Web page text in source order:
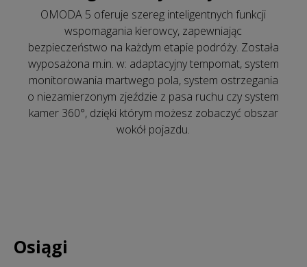
OMODA 5 oferuje szereg inteligentnych funkcji
wspomagania kierowcy, zapewniając
bezpieczeństwo na każdym etapie podróży. Została
wyposażona m.in. w: adaptacyjny tempomat, system
monitorowania martwego pola, system ostrzegania
o niezamierzonym zjeździe z pasa ruchu czy system
kamer 360°, dzięki którym możesz zobaczyć obszar
wokół pojazdu.
Osiągi